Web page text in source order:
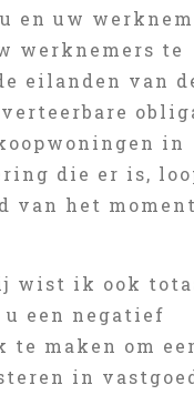
en uw
werknemers te
eilanden van
in
die er is,
van het
wist ik ook
u een negatief
maken om
in